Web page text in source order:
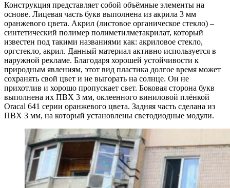
Конструкция представляет собой объёмные элементы на
основе. Лицевая часть букв выполнена из акрила 3 мм
оранжевого цвета. Акрил (листовое органическое стекло) –
синтетический полимер полиметилметакрилат, который
известен под такими названиями как: акриловое стекло,
оргстекло, акрил. Данный материал активно используется в
наружной рекламе. Благодаря хорошей устойчивости к
природным явлениям, этот вид пластика долгое время может
сохранять свой цвет и не выгорать на солнце. Он не
прихотлив и хорошо пропускает свет. Боковая сторона букв
выполнена их ПВХ 3 мм, оклеенного виниловой плёнкой
Oracal 641 серии оранжевого цвета. Задняя часть сделана из
ПВХ 3 мм, на который установлены светодиодные модули.